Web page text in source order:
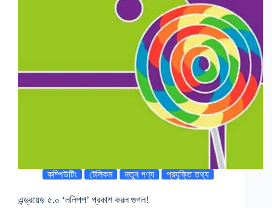
কম্পিউটিং টেলিকম নতুন পণ্য প্রযুক্তি তথ্য
এন্ড্রয়েড ৫.০ ‘ললিপপ’ প্রকাশ করল গুগল!